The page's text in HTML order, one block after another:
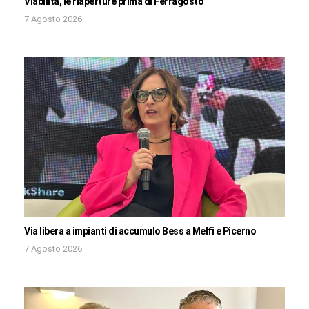
7 Agosto 2026
Via libera a impianti di accumulo Bess a Melfi e Picerno
7 Agosto 2026